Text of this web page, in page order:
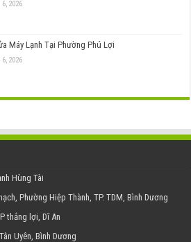
2026
Máy Lạnh Tại Phường Phú Lợi
2026
Hùng Tài
Phường Hiệp Thành, TP. TDM, Bình Dương
thắng lợi, Dĩ An
Uyên, Bình Dương